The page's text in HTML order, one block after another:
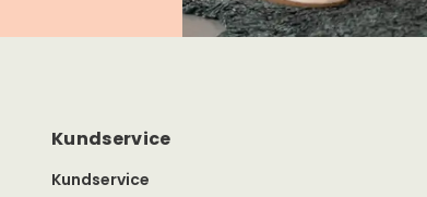
Kundservice
Kundservice